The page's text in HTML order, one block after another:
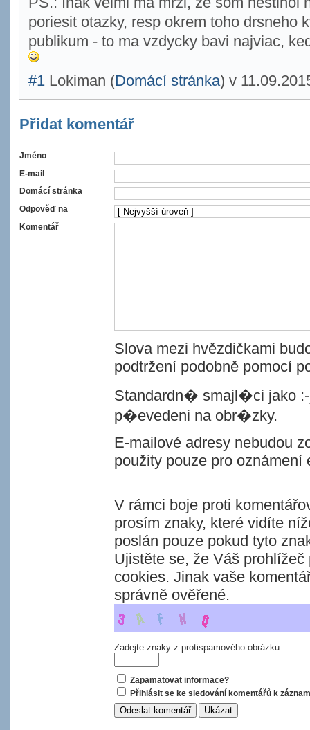
poriesit otazky, resp okrem toho drsneho
publikum - to ma vzdycky bavi najviac,
#1 Lokiman (Domácí stránka) v
Přidat komentář
Jméno
E-mail
Domácí stránka
Odpověď na
Komentář
Slova mezi hvězdičkami
podtržení podobně pomocí
Standardn� smajl�ci jako :-
p�evedeni na obr�zky.
E-mailové adresy nebudou
použity pouze pro oznámení
V rámci boje proti
prosím znaky, které vidíte
poslán pouze pokud tyto
Ujistěte se, že Váš
cookies. Jinak vaše
správně ověřené.
Zadejte znaky z protispamového obrázku:
Zapamatovat informace?
Přihlásit se ke sledování komentářů k